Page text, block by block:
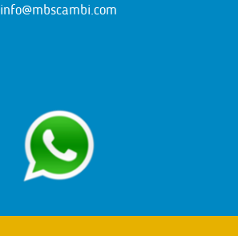
info@mbscambi.com